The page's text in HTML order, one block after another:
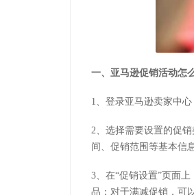
一、亚马逊促销活动怎
1、登录亚马逊卖家中心
2、选择需要设置的促
间、促销范围等基本信息
3、在“促销设置”页面
品；对于满减促销，可